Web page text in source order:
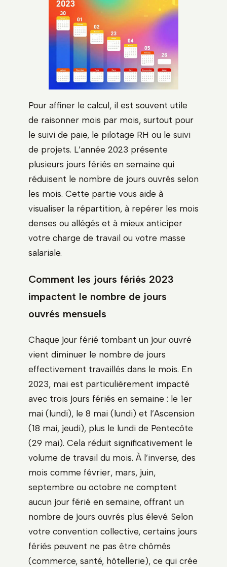
Pour affiner le calcul, il est souvent utile
de raisonner mois par mois, surtout pour
le suivi de paie, le pilotage RH ou le suivi
de projets. L’année 2023 présente
plusieurs jours fériés en semaine qui
réduisent le nombre de jours ouvrés selon
les mois. Cette partie vous aide à
visualiser la répartition, à repérer les mois
denses ou allégés et à mieux anticiper
votre charge de travail ou votre masse
salariale.
Comment les jours fériés 2023
impactent le nombre de jours
ouvrés mensuels
Chaque jour férié tombant un jour ouvré
vient diminuer le nombre de jours
effectivement travaillés dans le mois. En
2023, mai est particulièrement impacté
avec trois jours fériés en semaine : le 1er
mai (lundi), le 8 mai (lundi) et l’Ascension
(18 mai, jeudi), plus le lundi de Pentecôte
(29 mai). Cela réduit significativement le
volume de travail du mois. À l’inverse, des
mois comme février, mars, juin,
septembre ou octobre ne comptent
aucun jour férié en semaine, offrant un
nombre de jours ouvrés plus élevé. Selon
votre convention collective, certains jours
fériés peuvent ne pas être chômés
(commerce, santé, hôtellerie), ce qui crée